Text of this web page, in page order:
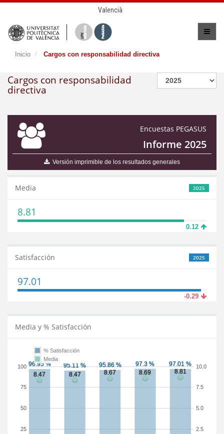
Valencià
Inicio Cargos con responsabilidad directiva
Cargos con responsabilidad
directiva
Encuestas PEGASUS
Informe 2025
Versión imprimible de los resultados generales
2025
Media
8.81
0.12
2025
Satisfacción
97.01
-0.29
Media y % Satisfacción
25
50
75
100
2.5
5.0
7.5
10.0
% Satisfacción
Media